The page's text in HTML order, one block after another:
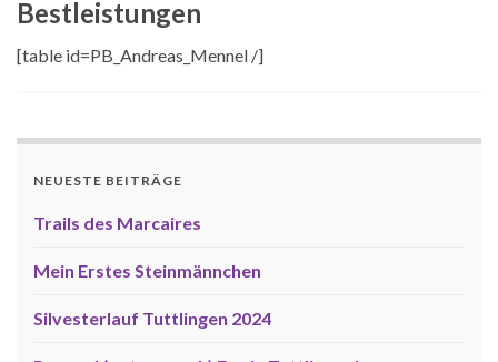
Bestleistungen
[table id=PB_Andreas_Mennel /]
NEUESTE BEITRÄGE
Trails des Marcaires
Mein Erstes Steinmännchen
Silvesterlauf Tuttlingen 2024